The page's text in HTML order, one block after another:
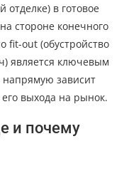
отделке) в готовое
стороне конечного
fit-out (обустройство
является ключевым
напрямую зависит
выхода на рынок.
и почему